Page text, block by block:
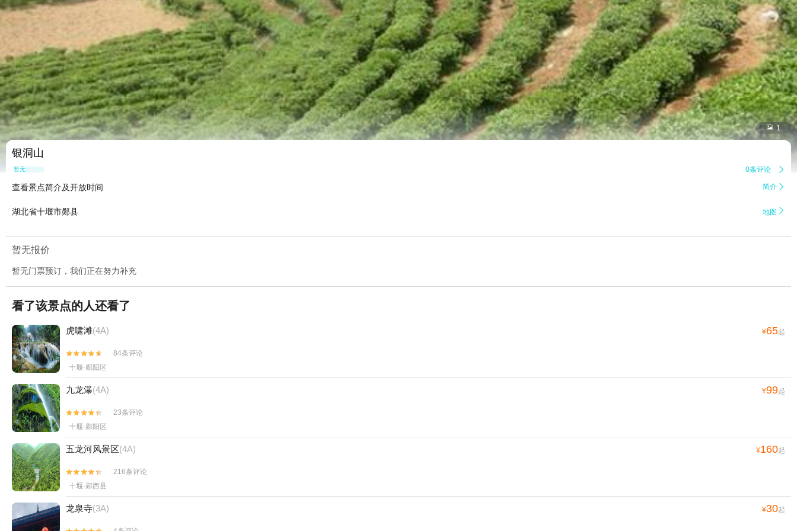
 1
银洞山
暂无点评 0条评论 
查看景点简介及开放时间 简介 
湖北省十堰市郧县 地图 
暂无报价
暂无门票预订，我们正在努力补充
看了该景点的人还看了
虎啸滩(4A) ¥65起


84条评论
十堰·郧阳区
九龙瀑(4A) ¥99起


23条评论
十堰·郧阳区
五龙河风景区(4A) ¥160起


216条评论
十堰·郧西县
龙泉寺(3A) ¥30起